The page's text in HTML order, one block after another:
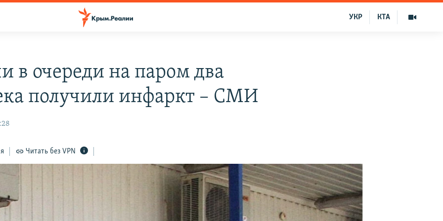
КТА
УКР
в очереди на паром два
получили инфаркт – СМИ
Читать без VPN